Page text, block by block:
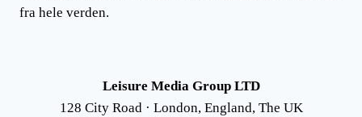
fra hele verden.
Leisure Media Group LTD
128 City Road · London, England, The UK